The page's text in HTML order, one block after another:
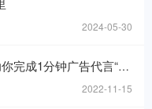
2024-05-30
分钟广告代言“健康自检”
2022-11-15